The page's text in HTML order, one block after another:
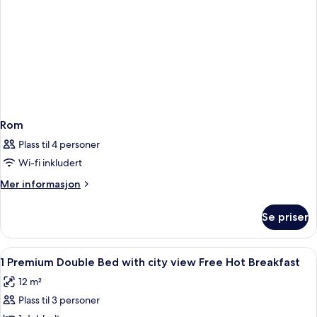
Rom
Plass til 4 personer
Wi-fi inkludert
Mer informasjon
Mer
Se priser
Åpne
alle
bildene
av
Allergitestet sengetøy, safe på
8
1 Premium Double Bed with city view Free Hot Breakfast
12 m²
Plass til 3 personer